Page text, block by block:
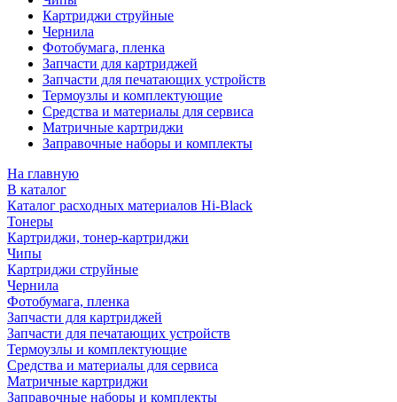
Картриджи струйные
Чернила
Фотобумага, пленка
Запчасти для картриджей
Запчасти для печатающих устройств
Термоузлы и комплектующие
Средства и материалы для сервиса
Матричные картриджи
Заправочные наборы и комплекты
На главную
В каталог
Каталог расходных материалов Hi-Black
Тонеры
Картриджи, тонер-картриджи
Чипы
Картриджи струйные
Чернила
Фотобумага, пленка
Запчасти для картриджей
Запчасти для печатающих устройств
Термоузлы и комплектующие
Средства и материалы для сервиса
Матричные картриджи
Заправочные наборы и комплекты